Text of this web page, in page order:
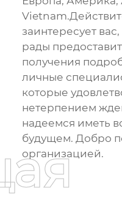
заинтересует
рады
получения
личные
которые
нетерпением
надеемся иметь
будущем. Добро
организацией.